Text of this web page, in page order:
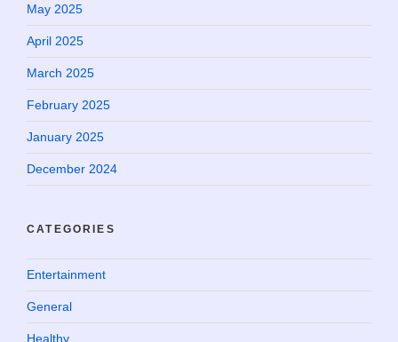
May 2025
April 2025
March 2025
February 2025
January 2025
December 2024
CATEGORIES
Entertainment
General
Healthy